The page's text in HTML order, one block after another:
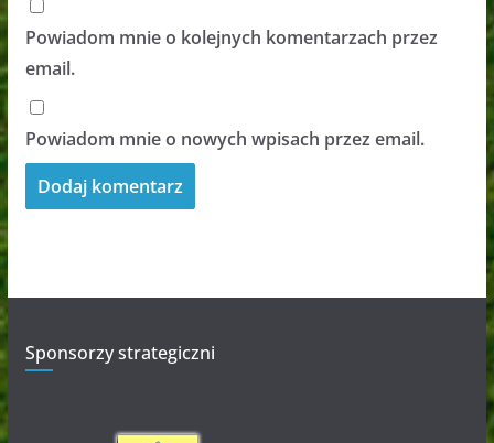
Powiadom mnie o kolejnych komentarzach przez
email.
Powiadom mnie o nowych wpisach przez email.
Sponsorzy strategiczni